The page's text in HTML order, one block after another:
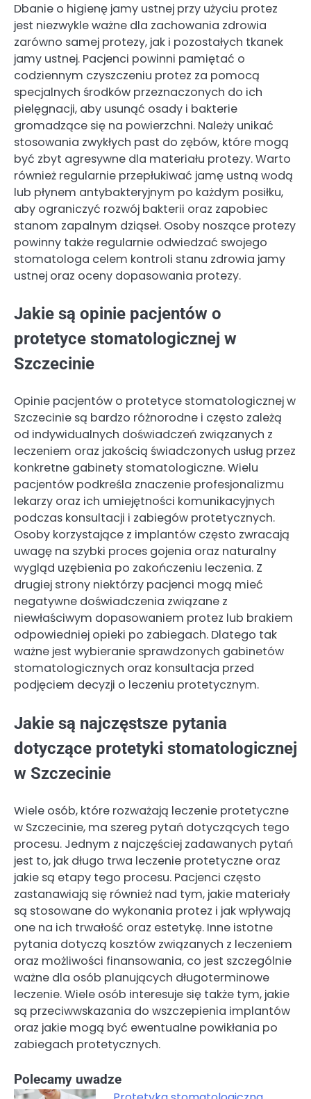
Dbanie o higienę jamy ustnej przy użyciu protez
jest niezwykle ważne dla zachowania zdrowia
zarówno samej protezy, jak i pozostałych tkanek
jamy ustnej. Pacjenci powinni pamiętać o
codziennym czyszczeniu protez za pomocą
specjalnych środków przeznaczonych do ich
pielęgnacji, aby usunąć osady i bakterie
gromadzące się na powierzchni. Należy unikać
stosowania zwykłych past do zębów, które mogą
być zbyt agresywne dla materiału protezy. Warto
również regularnie przepłukiwać jamę ustną wodą
lub płynem antybakteryjnym po każdym posiłku,
aby ograniczyć rozwój bakterii oraz zapobiec
stanom zapalnym dziąseł. Osoby noszące protezy
powinny także regularnie odwiedzać swojego
stomatologa celem kontroli stanu zdrowia jamy
ustnej oraz oceny dopasowania protezy.
Jakie są opinie pacjentów o
protetyce stomatologicznej w
Szczecinie
Opinie pacjentów o protetyce stomatologicznej w
Szczecinie są bardzo różnorodne i często zależą
od indywidualnych doświadczeń związanych z
leczeniem oraz jakością świadczonych usług przez
konkretne gabinety stomatologiczne. Wielu
pacjentów podkreśla znaczenie profesjonalizmu
lekarzy oraz ich umiejętności komunikacyjnych
podczas konsultacji i zabiegów protetycznych.
Osoby korzystające z implantów często zwracają
uwagę na szybki proces gojenia oraz naturalny
wygląd uzębienia po zakończeniu leczenia. Z
drugiej strony niektórzy pacjenci mogą mieć
negatywne doświadczenia związane z
niewłaściwym dopasowaniem protez lub brakiem
odpowiedniej opieki po zabiegach. Dlatego tak
ważne jest wybieranie sprawdzonych gabinetów
stomatologicznych oraz konsultacja przed
podjęciem decyzji o leczeniu protetycznym.
Jakie są najczęstsze pytania
dotyczące protetyki stomatologicznej
w Szczecinie
Wiele osób, które rozważają leczenie protetyczne
w Szczecinie, ma szereg pytań dotyczących tego
procesu. Jednym z najczęściej zadawanych pytań
jest to, jak długo trwa leczenie protetyczne oraz
jakie są etapy tego procesu. Pacjenci często
zastanawiają się również nad tym, jakie materiały
są stosowane do wykonania protez i jak wpływają
one na ich trwałość oraz estetykę. Inne istotne
pytania dotyczą kosztów związanych z leczeniem
oraz możliwości finansowania, co jest szczególnie
ważne dla osób planujących długoterminowe
leczenie. Wiele osób interesuje się także tym, jakie
są przeciwwskazania do wszczepienia implantów
oraz jakie mogą być ewentualne powikłania po
zabiegach protetycznych.
Polecamy uwadze